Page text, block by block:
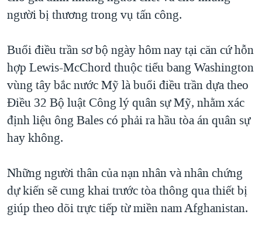
người bị thương trong vụ tấn công.
Buổi điều trần sơ bộ ngày hôm nay tại căn cứ hỗn
hợp Lewis-McChord thuộc tiểu bang Washington
vùng tây bắc nước Mỹ là buổi điều trần dựa theo
Điều 32 Bộ luật Công lý quân sự Mỹ, nhằm xác
định liệu ông Bales có phải ra hầu tòa án quân sự
hay không.
Những người thân của nạn nhân và nhân chứng
dự kiến sẽ cung khai trước tòa thông qua thiết bị
giúp theo dõi trực tiếp từ miền nam Afghanistan.